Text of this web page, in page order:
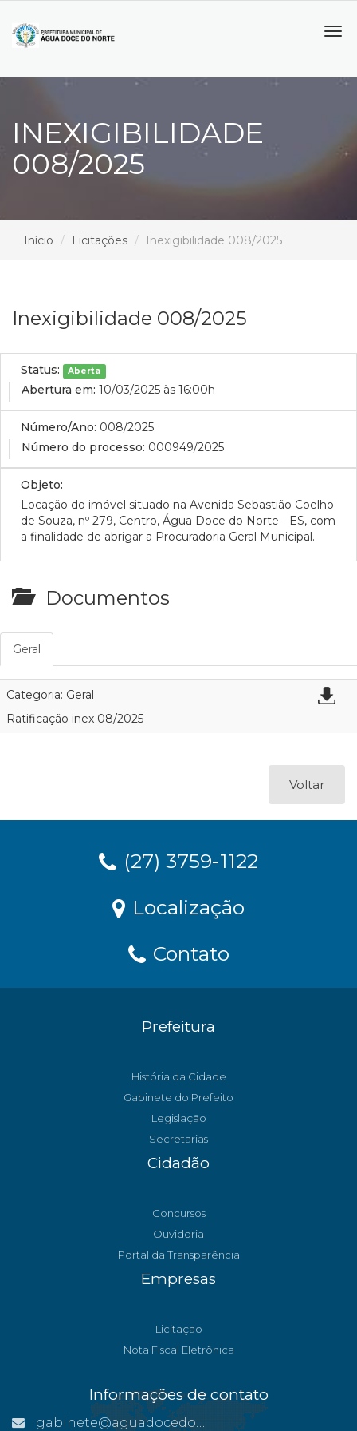
INEXIGIBILIDADE
008/2025
Início Licitações Inexigibilidade 008/2025
Inexigibilidade 008/2025
Status: Aberta
Abertura em: 10/03/2025 às 16:00h
Número/Ano: 008/2025
Número do processo: 000949/2025
Objeto:
Locação do imóvel situado na Avenida Sebastião Coelho
de Souza, nº 279, Centro, Água Doce do Norte - ES, com
a finalidade de abrigar a Procuradoria Geral Municipal.
Documentos
Geral
Categoria: Geral
Ratificação inex 08/2025
Voltar
(27) 3759-1122
Localização
Contato
Prefeitura
História da Cidade
Gabinete do Prefeito
Legislação
Secretarias
Cidadão
Concursos
Ouvidoria
Portal da Transparência
Empresas
Licitação
Nota Fiscal Eletrônica
Informações de contato
gabinete@aguadocedonorte.es.gov.br